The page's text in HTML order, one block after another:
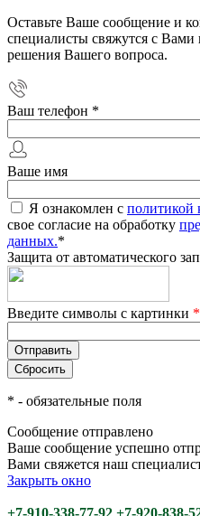
Оставьте Ваше сообщение и
специалисты свяжутся с
решения Вашего вопроса.
Ваш телефон *
Ваше имя
Я ознакомлен с политикой
свое согласие на обработку
данных.*
Защита от автоматического
Введите символы с картинки *
* - обязательные поля
Сообщение отправлено
Ваше сообщение успешно
Вами свяжется наш
Закрыть окно
+7-910-338-77-92 +7-920-838-